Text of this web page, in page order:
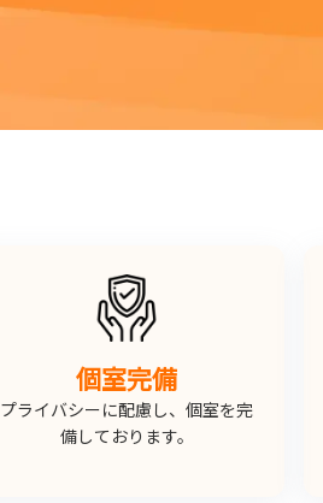
個室完備
プライバシーに配慮し、個室を完
備しております。